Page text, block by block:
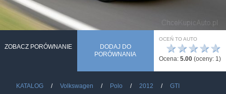
ZOBACZ PORÓWNANIE
DODAJ DO
PORÓWNANIA
OCEŃ TO AUTO
★
★
★
★
★
Ocena: 5.00 (oceny: 1)
KATALOG Volkswagen Polo 2012 GTI